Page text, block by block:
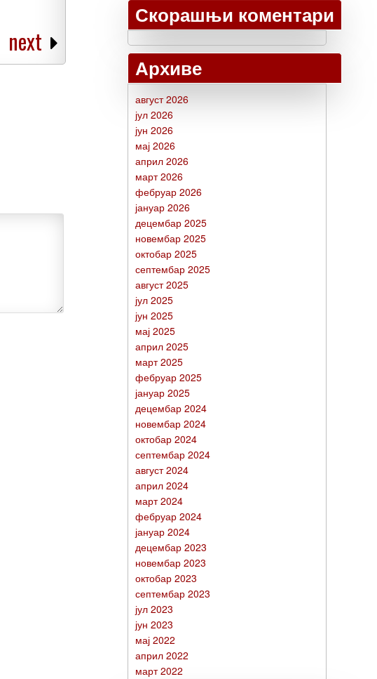
next
Скорашњи коментари
Архиве
август 2026
јул 2026
јун 2026
мај 2026
април 2026
март 2026
фебруар 2026
јануар 2026
децембар 2025
новембар 2025
октобар 2025
септембар 2025
август 2025
јул 2025
јун 2025
мај 2025
април 2025
март 2025
фебруар 2025
јануар 2025
децембар 2024
новембар 2024
октобар 2024
септембар 2024
август 2024
април 2024
март 2024
фебруар 2024
јануар 2024
децембар 2023
новембар 2023
октобар 2023
септембар 2023
јул 2023
јун 2023
мај 2022
април 2022
март 2022